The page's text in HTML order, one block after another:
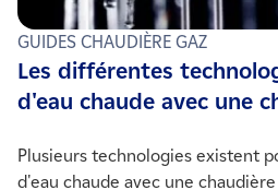
GUIDES CHAUDIÈRE GAZ
Les différentes
d'eau chaude avec une
Plusieurs technologies existent
d'eau chaude avec une